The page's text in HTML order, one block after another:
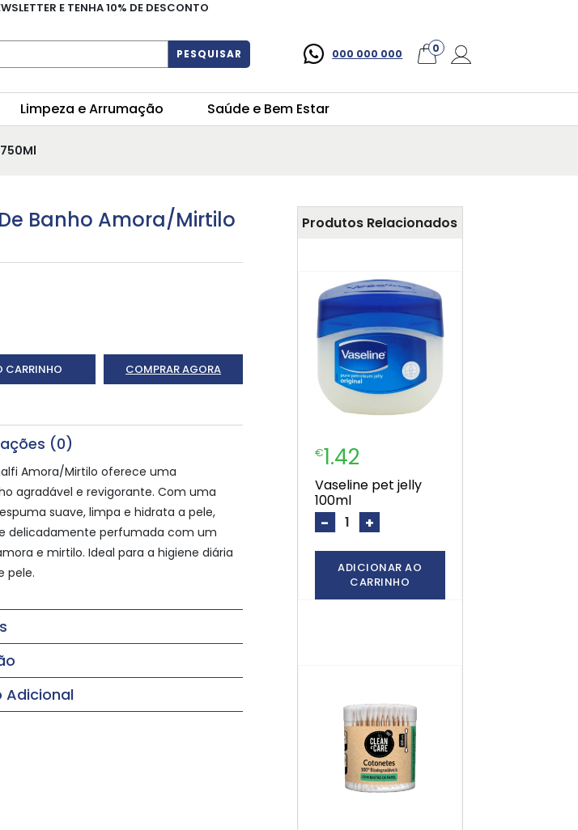
E TENHA 10% DE DESCONTO
PESQUISAR 000 000 000 0
Limpeza e Arrumação Saúde e Bem Estar
Banho Amora/Mirtilo
CARRINHO COMPRAR AGORA
(0)
Amora/Mirtilo oferece uma
agradável e revigorante. Com uma
suave, limpa e hidrata a pele,
delicadamente perfumada com um
e mirtilo. Ideal para a higiene diária
pele.
Adicional
Produtos Relacionados
€1.42
vaseline pet jelly
100ml
- +
ADICIONAR AO
CARRINHO